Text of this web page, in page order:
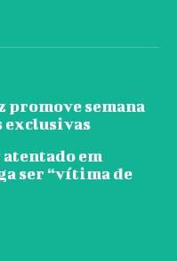
promove semana
exclusivas
em
ser “vítima de